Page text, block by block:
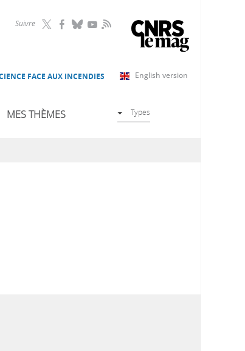
Suivre RSS
English version
FACE AUX INCENDIES
MES THÈMES Types